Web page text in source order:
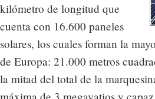
kilómetro de longitud que
cuenta con 16.600 paneles
solares, los cuales forman la
de Europa: 21.000 metros
la mitad del total de la